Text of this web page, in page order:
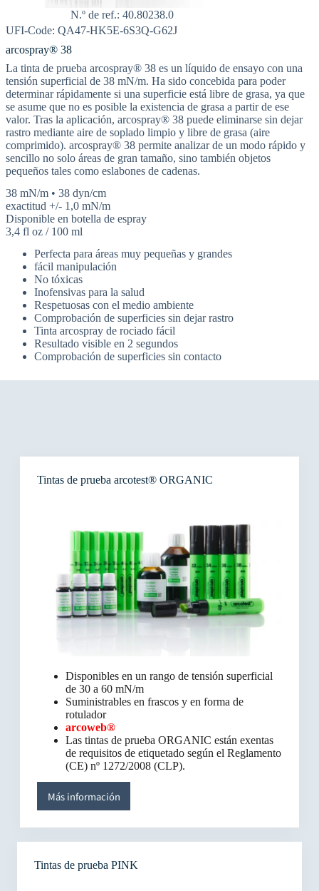
N.º de ref.: 40.80238.0
UFI-Code: QA47-HK5E-6S3Q-G62J
arcospray® 38
La tinta de prueba arcospray® 38 es un líquido de ensayo con una
tensión superficial de 38 mN/m. Ha sido concebida para poder
determinar rápidamente si una superficie está libre de grasa, ya que
se asume que no es posible la existencia de grasa a partir de ese
valor. Tras la aplicación, arcospray® 38 puede eliminarse sin dejar
rastro mediante aire de soplado limpio y libre de grasa (aire
comprimido). arcospray® 38 permite analizar de un modo rápido y
sencillo no solo áreas de gran tamaño, sino también objetos
pequeños tales como eslabones de cadenas.
38 mN/m • 38 dyn/cm
exactitud +/- 1,0 mN/m
Disponible en botella de espray
3,4 fl oz / 100 ml
Perfecta para áreas muy pequeñas y grandes
fácil manipulación
No tóxicas
Inofensivas para la salud
Respetuosas con el medio ambiente
Comprobación de superficies sin dejar rastro
Tinta arcospray de rociado fácil
Resultado visible en 2 segundos
Comprobación de superficies sin contacto
Tintas de prueba arcotest® ORGANIC
Disponibles en un rango de tensión superficial
de 30 a 60 mN/m
Suministrables en frascos y en forma de
rotulador
arcoweb®
Las tintas de prueba ORGANIC están exentas
de requisitos de etiquetado según el Reglamento
(CE) nº 1272/2008 (CLP).
Más información
Tintas de prueba PINK